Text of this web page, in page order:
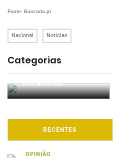
Fonte: Bancada.pt
Nacional Notícias
Categorias
Entrevistas
RECENTES
OPINIÃO